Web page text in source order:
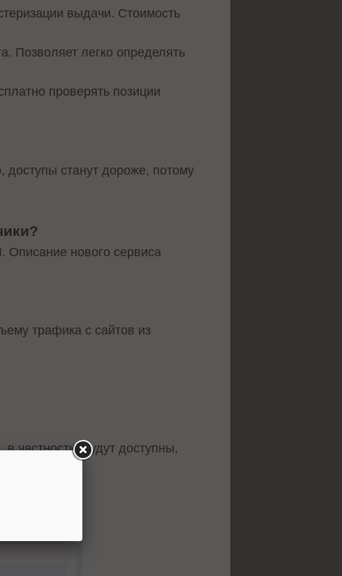
выдачи. Стоимость
Позволяет легко определять
проверять позиции
доступы станут дороже, потому
Описание нового сервиса
трафика с сайтов из
частности, будут доступны,